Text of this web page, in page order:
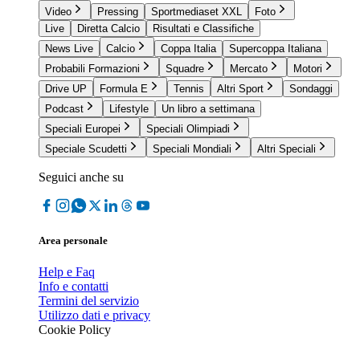
Video Pressing Sportmediaset XXL
Foto
Live
Diretta Calcio
Risultati e Classifiche
News Live
Calcio Coppa Italia
Supercoppa Italiana
Probabili Formazioni
Squadre Mercato
Motori
Drive UP
Formula E Tennis Altri Sport
Sondaggi
Podcast
Lifestyle
Un libro a settimana
Speciali Europei
Speciali Olimpiadi
Speciale Scudetti
Speciali Mondiali Altri Speciali
Seguici anche su
Area personale
Help e Faq
Info e contatti
Termini del servizio
Utilizzo dati e privacy
Cookie Policy